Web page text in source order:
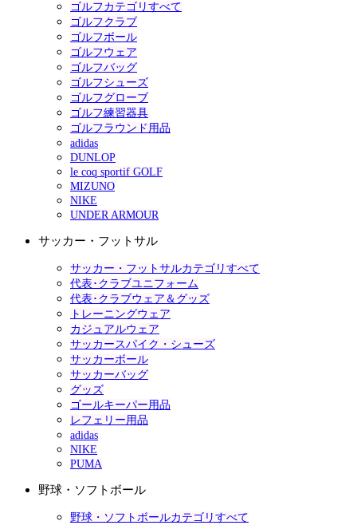
ゴルフカテゴリすべて
ゴルフクラブ
ゴルフボール
ゴルフウェア
ゴルフバッグ
ゴルフシューズ
ゴルフグローブ
ゴルフ練習器具
ゴルフラウンド用品
adidas
DUNLOP
le coq sportif GOLF
MIZUNO
NIKE
UNDER ARMOUR
サッカー・フットサル
サッカー・フットサルカテゴリすべて
代表･クラブユニフォーム
代表･クラブウェア＆グッズ
トレーニングウェア
カジュアルウェア
サッカースパイク・シューズ
サッカーボール
サッカーバッグ
グッズ
ゴールキーパー用品
レフェリー用品
adidas
NIKE
PUMA
野球・ソフトボール
野球・ソフトボールカテゴリすべて